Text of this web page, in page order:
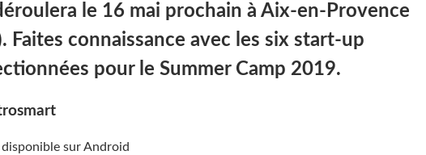
le 16 mai prochain à Aix-en-Provence
Faites connaissance avec les six start-up
pour le Summer Camp 2019.
sur Android